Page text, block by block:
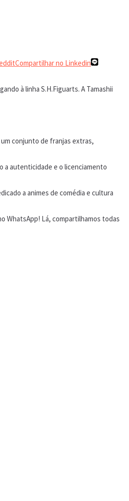
Compartilhar no Linkedin
à linha S.H.Figuarts. A Tamashii
conjunto de franjas extras,
a autenticidade e o licenciamento
a animes de comédia e cultura
WhatsApp! Lá, compartilhamos todas